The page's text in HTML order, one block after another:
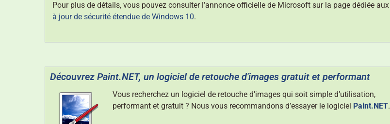
Pour plus de détails, vous pouvez consulter l’annonce officielle de Microsoft sur la page dédiée aux
à jour de sécurité étendue de Windows 10.
Découvrez Paint.NET, un logiciel de retouche d'images gratuit et performant
Vous recherchez un logiciel de retouche d’images qui soit simple d’utilisation,
performant et gratuit ? Nous vous recommandons d’essayer le logiciel Paint.NET.